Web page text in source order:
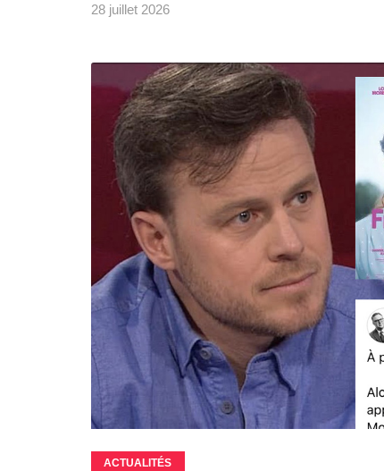
28 juillet 2026
ACTUALITÉS